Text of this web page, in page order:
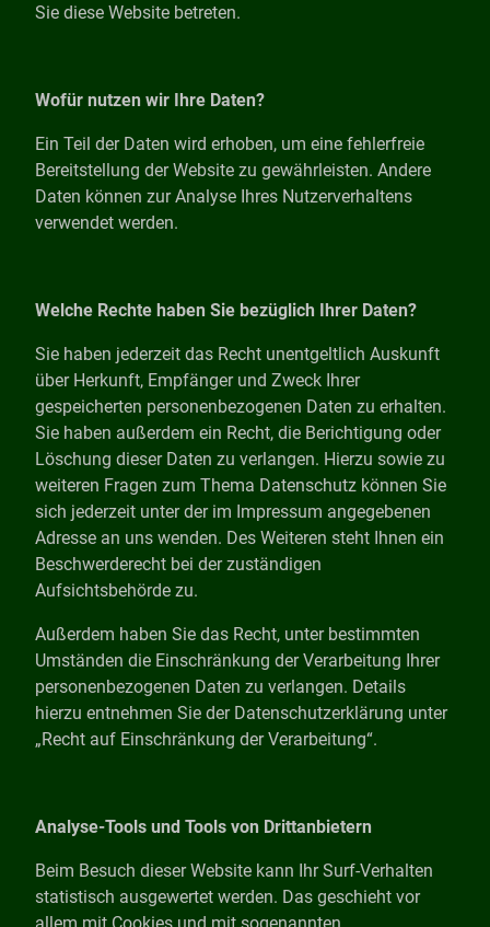
Sie diese Website betreten.
Wofür nutzen wir Ihre Daten?
Ein Teil der Daten wird erhoben, um eine fehlerfreie
Bereitstellung der Website zu gewährleisten. Andere
Daten können zur Analyse Ihres Nutzerverhaltens
verwendet werden.
Welche Rechte haben Sie bezüglich Ihrer Daten?
Sie haben jederzeit das Recht unentgeltlich Auskunft
über Herkunft, Empfänger und Zweck Ihrer
gespeicherten personenbezogenen Daten zu erhalten.
Sie haben außerdem ein Recht, die Berichtigung oder
Löschung dieser Daten zu verlangen. Hierzu sowie zu
weiteren Fragen zum Thema Datenschutz können Sie
sich jederzeit unter der im Impressum angegebenen
Adresse an uns wenden. Des Weiteren steht Ihnen ein
Beschwerderecht bei der zuständigen
Aufsichtsbehörde zu.
Außerdem haben Sie das Recht, unter bestimmten
Umständen die Einschränkung der Verarbeitung Ihrer
personenbezogenen Daten zu verlangen. Details
hierzu entnehmen Sie der Datenschutzerklärung unter
„Recht auf Einschränkung der Verarbeitung“.
Analyse-Tools und Tools von Drittanbietern
Beim Besuch dieser Website kann Ihr Surf-Verhalten
statistisch ausgewertet werden. Das geschieht vor
allem mit Cookies und mit sogenannten